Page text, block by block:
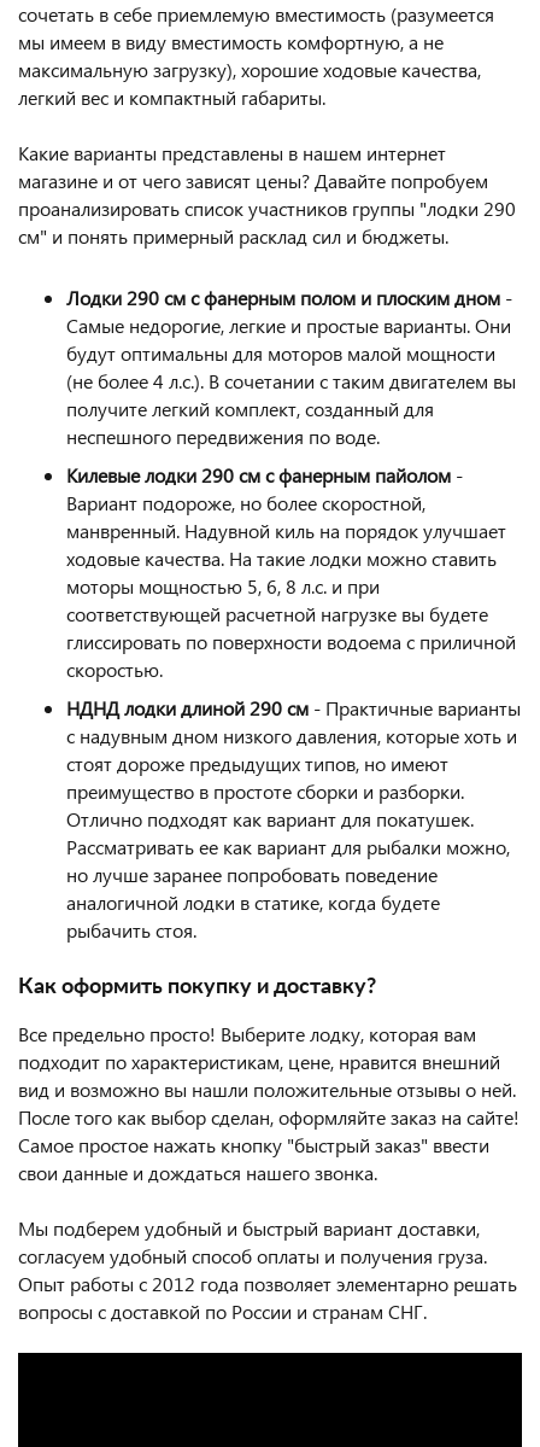
сочетать в себе приемлемую вместимость (разумеется
мы имеем в виду вместимость комфортную, а не
максимальную загрузку), хорошие ходовые качества,
легкий вес и компактный габариты.
Какие варианты представлены в нашем интернет
магазине и от чего зависят цены? Давайте попробуем
проанализировать список участников группы "лодки 290
см" и понять примерный расклад сил и бюджеты.
Лодки 290 см с фанерным полом и плоским дном -
Самые недорогие, легкие и простые варианты. Они
будут оптимальны для моторов малой мощности
(не более 4 л.с.). В сочетании с таким двигателем вы
получите легкий комплект, созданный для
неспешного передвижения по воде.
Килевые лодки 290 см с фанерным пайолом -
Вариант подороже, но более скоростной,
манвренный. Надувной киль на порядок улучшает
ходовые качества. На такие лодки можно ставить
моторы мощностью 5, 6, 8 л.с. и при
соответствующей расчетной нагрузке вы будете
глиссировать по поверхности водоема с приличной
скоростью.
НДНД лодки длиной 290 см - Практичные варианты
с надувным дном низкого давления, которые хоть и
стоят дороже предыдущих типов, но имеют
преимущество в простоте сборки и разборки.
Отлично подходят как вариант для покатушек.
Рассматривать ее как вариант для рыбалки можно,
но лучше заранее попробовать поведение
аналогичной лодки в статике, когда будете
рыбачить стоя.
Как оформить покупку и доставку?
Все предельно просто! Выберите лодку, которая вам
подходит по характеристикам, цене, нравится внешний
вид и возможно вы нашли положительные отзывы о ней.
После того как выбор сделан, оформляйте заказ на сайте!
Самое простое нажать кнопку "быстрый заказ" ввести
свои данные и дождаться нашего звонка.
Мы подберем удобный и быстрый вариант доставки,
согласуем удобный способ оплаты и получения груза.
Опыт работы с 2012 года позволяет элементарно решать
вопросы с доставкой по России и странам СНГ.